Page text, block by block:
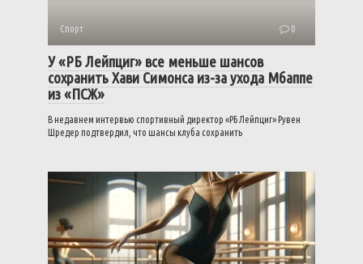
Спорт 0
У «РБ Лейпциг» все меньше шансов
сохранить Хави Симонса из-за ухода Мбаппе
из «ПСЖ»
В недавнем интервью спортивный директор «РБ Лейпциг» Рувен
Шредер подтвердил, что шансы клуба сохранить